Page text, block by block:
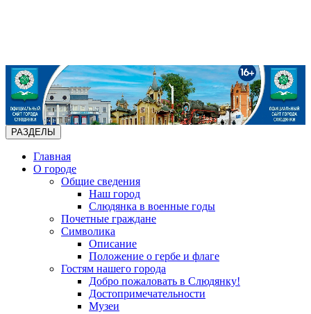
РАЗДЕЛЫ
Главная
О городе
Общие сведения
Наш город
Слюдянка в военные годы
Почетные граждане
Символика
Описание
Положение о гербе и флаге
Гостям нашего города
Добро пожаловать в Слюдянку!
Достопримечательности
Музеи